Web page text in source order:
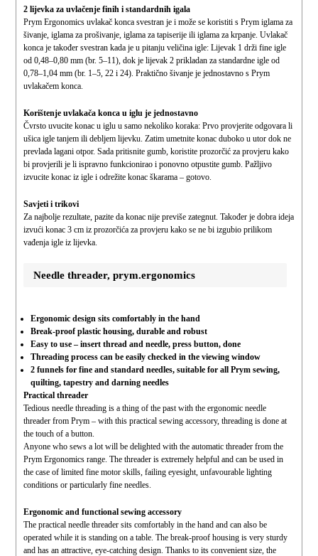
2 lijevka za uvlačenje finih i standardnih igala
Prym Ergonomics uvlakač konca svestran je i može se koristiti s Prym iglama za
šivanje, iglama za prošivanje, iglama za tapiserije ili iglama za krpanje. Uvlakač
konca je također svestran kada je u pitanju veličina igle: Lijevak 1 drži fine igle
od 0,48–0,80 mm (br. 5–11), dok je lijevak 2 prikladan za standardne igle od
0,78–1,04 mm (br. 1–5, 22 i 24). Praktično šivanje je jednostavno s Prym
uvlakačem konca.
Korištenje uvlakača konca u iglu je jednostavno
Čvrsto uvucite konac u iglu u samo nekoliko koraka: Prvo provjerite odgovara li
ušica igle tanjem ili debljem lijevku. Zatim umetnite konac duboko u utor dok ne
prevlada lagani otpor. Sada pritisnite gumb, koristite prozorčić za provjeru kako
bi provjerili je li ispravno funkcionirao i ponovno otpustite gumb. Pažljivo
izvucite konac iz igle i odrežite konac škarama – gotovo.
Savjeti i trikovi
Za najbolje rezultate, pazite da konac nije previše zategnut. Također je dobra ideja
izvući konac 3 cm iz prozorčića za provjeru kako se ne bi izgubio prilikom
vađenja igle iz lijevka.
Needle threader, prym.ergonomics
Ergonomic design sits comfortably in the hand
Break-proof plastic housing, durable and robust
Easy to use – insert thread and needle, press button, done
Threading process can be easily checked in the viewing window
2 funnels for fine and standard needles, suitable for all Prym sewing,
quilting, tapestry and darning needles
Practical threader
Tedious needle threading is a thing of the past with the ergonomic needle
threader from Prym – with this practical sewing accessory, threading is done at
the touch of a button.
Anyone who sews a lot will be delighted with the automatic threader from the
Prym Ergonomics range. The threader is extremely helpful and can be used in
the case of limited fine motor skills, failing eyesight, unfavourable lighting
conditions or particularly fine needles.
Ergonomic and functional sewing accessory
The practical needle threader sits comfortably in the hand and can also be
operated while it is standing on a table. The break-proof housing is very sturdy
and has an attractive, eye-catching design. Thanks to its convenient size, the